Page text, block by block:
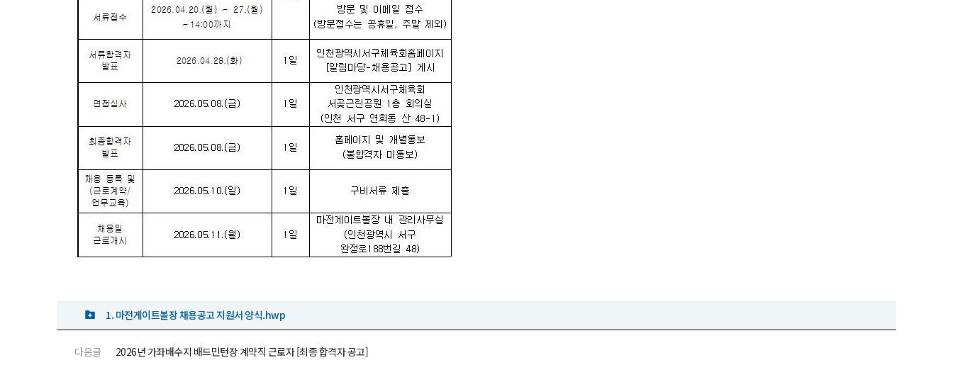
1. 마전게이트볼장 채용공고 지원서 양식.hwp
다음글 2026년 가좌배수지 배드민턴장 계약직 근로자 [최종 합격자 공고]